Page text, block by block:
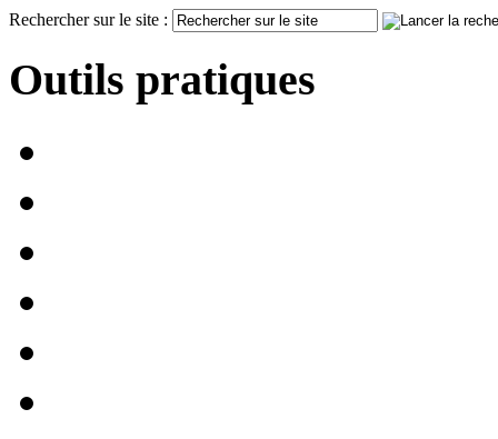
Rechercher sur le site :
Outils pratiques